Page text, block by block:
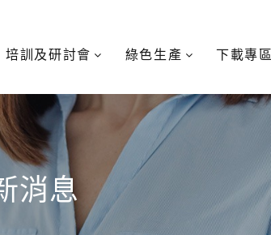
培訓及研討會 綠色生產 下載專區
消息